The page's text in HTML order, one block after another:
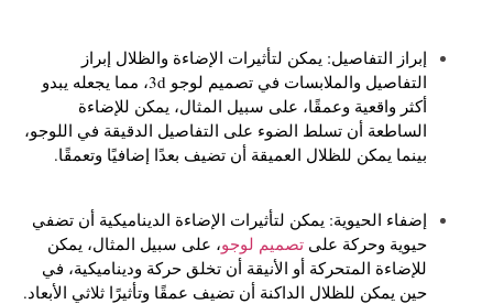
إبراز التفاصيل: يمكن لتأثيرات الإضاءة والظلال إبراز
التفاصيل والملابسات في تصميم لوجو 3d، مما يجعله يبدو
أكثر واقعية وعمقًا، على سبيل المثال، يمكن للإضاءة
الساطعة أن تسلط الضوء على التفاصيل الدقيقة في اللوجو،
بينما يمكن للظلال العميقة أن تضيف بعدًا إضافيًا وتعمقًا.
إضفاء الحيوية: يمكن لتأثيرات الإضاءة الديناميكية أن تضفي
حيوية وحركة على تصميم لوجو، على سبيل المثال، يمكن
للإضاءة المتحركة أو الأنيقة أن تخلق حركة وديناميكية، في
حين يمكن للظلال الداكنة أن تضيف عمقًا وتأثيرًا ثلاثي الأبعاد.